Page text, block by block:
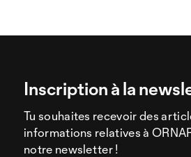
Inscription à la
Tu souhaites recevoir des
informations relatives à
notre newsletter !